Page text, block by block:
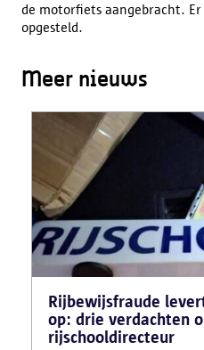
de motorfiets aangebracht. Er
opgesteld.
Meer nieuws
Rijbewijsfraude
op: drie verdachten
rijschooldirecteur